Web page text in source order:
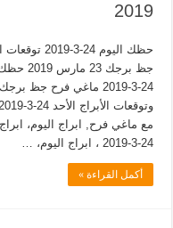
2019
24-3-2019 ، ابراج اليوم، …
أكمل القراءة »